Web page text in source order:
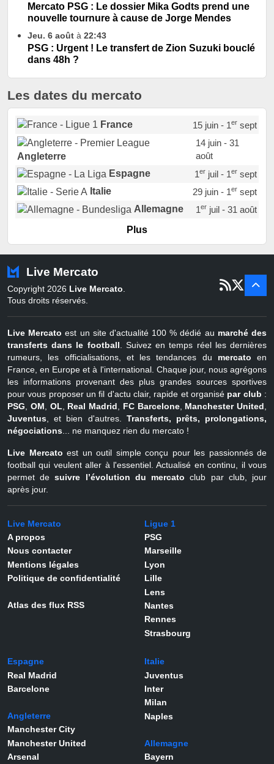
Mercato PSG : Le dossier Mika Godts prend une
nouvelle tournure à cause de Jorge Mendes
Jeu. 6 août à 22:43
PSG : Urgent ! Le transfert de Zion Suzuki bouclé
dans 48h ?
Les dates du mercato
France 15 juin - 1ersept
Angleterre
14 juin - 31
août
Espagne
1erjuil - 1ersept
Italie
29 juin - 1ersept
Allemagne
1erjuil - 31 août
Portugal
Pays-Bas
22 juin - 2 sept
Belgique
juil - 31
Plus
Live Mercato
Copyright 2026 Live Mercato.
Tous droits réservés.
Live Mercato est un site d'actualité 100 % dédié au marché des
transferts dans le football. Suivez en temps réel les dernières
rumeurs, les officialisations, et les tendances du mercato en
France, en Europe et à l'international. Chaque jour, nous agrégons
les informations provenant des plus grandes sources sportives
pour vous proposer un fil d'actu clair, rapide et organisé par club :
PSG, OM, OL, Real Madrid, FC Barcelone, Manchester United,
Juventus, et bien d'autres. Transferts, prêts, prolongations,
négociations... ne manquez rien du mercato !
Live Mercato est un outil simple conçu pour les passionnés de
football qui veulent aller à l'essentiel. Actualisé en continu, il vous
permet desuivre l’évolution du mercato club par club, jour
après jour.
Live Mercato
A propos
Nous contacter
Mentions légales
Politique de confidentialité
Atlas des flux RSS
Ligue 1
PSG
Marseille
Lyon
Lille
Lens
Nantes
Rennes
Strasbourg
Espagne
Real Madrid
Barcelone
Angleterre
Manchester City
Manchester United
Arsenal
Italie
Juventus
Inter
Milan
Naples
Allemagne
Bayern